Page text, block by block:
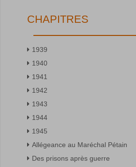
CHAPITRES
1939
1940
1941
1942
1943
1944
1945
Allégeance au Maréchal Pétain
Des prisons après guerre